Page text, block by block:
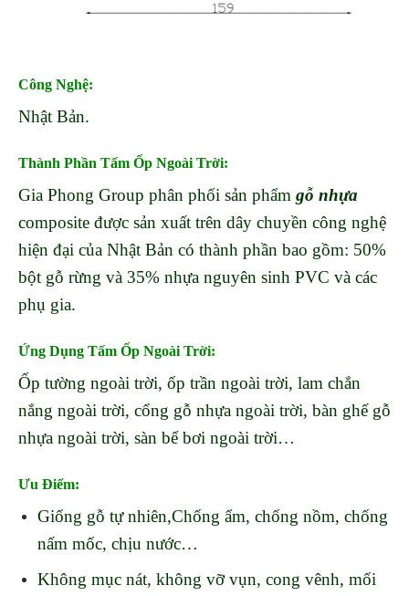
Công Nghệ:
Nhật Bản.
Thành Phần Tấm Ốp Ngoài Trời:
Gia Phong Group phân phối sản phẩm gỗ nhựa
composite được sản xuất trên dây chuyền công nghệ
hiện đại của Nhật Bản có thành phần bao gồm: 50%
bột gỗ rừng và 35% nhựa nguyên sinh PVC và các
phụ gia.
Ứng Dụng Tấm Ốp Ngoài Trời:
Ốp tường ngoài trời, ốp trần ngoài trời, lam chắn
nắng ngoài trời, cổng gỗ nhựa ngoài trời, bàn ghế gỗ
nhựa ngoài trời, sàn bể bơi ngoài trời…
Ưu Điểm:
Giống gỗ tự nhiên,Chống ẩm, chống nồm, chống
nấm mốc, chịu nước…
Không mục nát, không vỡ vụn, cong vênh, mối